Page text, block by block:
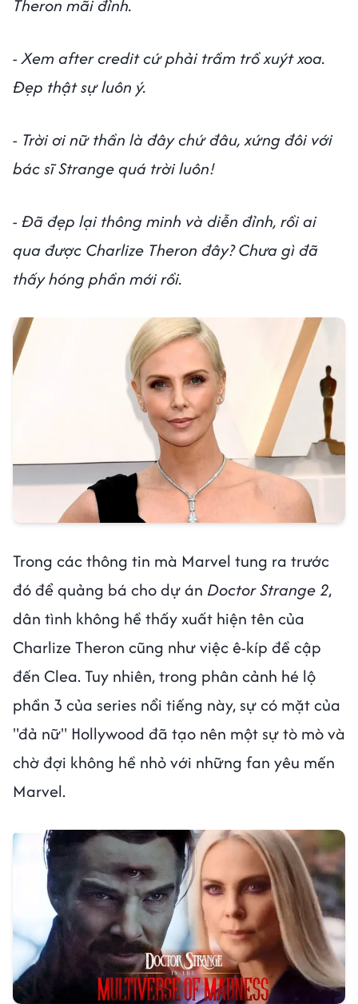
Theron mãi đỉnh.
- Xem after credit cứ phải trầm trồ xuýt xoa.
Đẹp thật sự luôn ý.
- Trời ơi nữ thần là đây chứ đâu, xứng đôi với
bác sĩ Strange quá trời luôn!
- Đã đẹp lại thông minh và diễn đỉnh, rồi ai
qua được Charlize Theron đây? Chưa gì đã
thấy hóng phần mới rồi.
Trong các thông tin mà Marvel tung ra trước
đó để quảng bá cho dự án Doctor Strange 2,
dân tình không hề thấy xuất hiện tên của
Charlize Theron cũng như việc ê-kíp đề cập
đến Clea. Tuy nhiên, trong phân cảnh hé lộ
phần 3 của series nổi tiếng này, sự có mặt của
"đả nữ" Hollywood đã tạo nên một sự tò mò và
chờ đợi không hề nhỏ với những fan yêu mến
Marvel.